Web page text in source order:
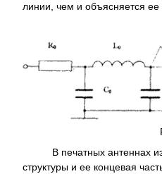
линии, чем и объясняется ее
В печатных антеннах
структуры и ее концевая